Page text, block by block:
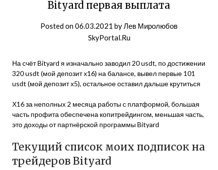
Bityard первая выплата
Posted on06.03.2021 byЛев Миролюбов
SkyPortal.Ru
На счёт Bityard я изначально заводил 20 usdt, по достижении
320 usdt (мой депозит х16) на балансе, вывел первые 101
usdt (мой депозит х5), остальное оставил дальше крутиться
Х16 за неполных 2 месяца работы с платформой, большая
часть профита обеспечена копитрейдингом, меньшая часть,
это доходы от партнёрской программы Bityard
Текущий список моих подписок на
трейдеров Bityard